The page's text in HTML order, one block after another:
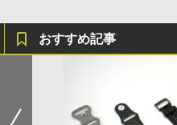
おすすめ記事